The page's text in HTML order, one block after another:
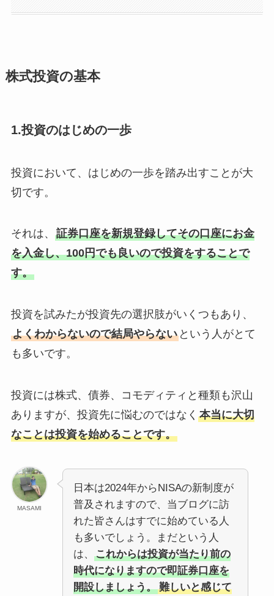
株式投資の基本
1.投資のはじめの一歩
投資において、はじめの一歩を踏み出すことが大
切です。
それは、 証券口座を新規登録してその口座にお金
を入金し、100円でも良いので投資をすることで
す。
投資を試みたが投資先の選択肢がいくつもあり、
よくわからないので結局やらないという人がとて
も多いです。
投資には株式、債券、コモディティと種類も沢山
ありますが、投資先に悩むのではなく 本当に大切
なことは投資を始めることです。
MASAMI
日本は2024年からNISAの新制度が
普及されますので、当ブログに訪
れた皆さんはすでに始めている人
も多いでしょう。まだという人
は、
これからは投資が当たり前の
時代になりますので即証券口座を
開設しましょう。 難しいと感じて